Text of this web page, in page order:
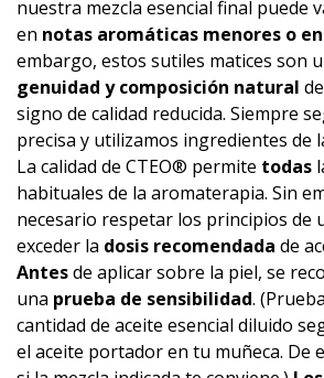
nuestra mezcla esencial final puede
en notas aromáticas menores o
embargo, estos sutiles matices son
genuidad y composición natural
signo de calidad reducida. Siempre
precisa y utilizamos ingredientes de
La calidad de CTEO® permite todas
habituales de la aromaterapia. Sin
necesario respetar los principios de
exceder la dosis recomendada de
Antesde aplicar sobre la piel, se
una prueba de sensibilidad.
cantidad de aceite esencial diluido
el aceite portador en tu muñeca. De